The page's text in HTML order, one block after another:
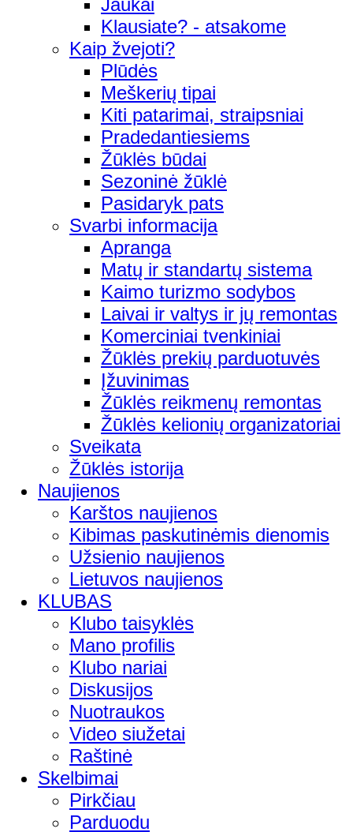
Klausiate? - atsakome
Kaip žvejoti?
Plūdės
Meškerių tipai
Kiti patarimai, straipsniai
Pradedantiesiems
Žūklės būdai
Sezoninė žūklė
Pasidaryk pats
Svarbi informacija
Apranga
Matų ir standartų sistema
Kaimo turizmo sodybos
Laivai ir valtys ir jų remontas
Komerciniai tvenkiniai
Žūklės prekių parduotuvės
Įžuvinimas
Žūklės reikmenų remontas
Žūklės kelionių organizatoriai
Sveikata
Žūklės istorija
Naujienos
Karštos naujienos
Kibimas paskutinėmis dienomis
Užsienio naujienos
Lietuvos naujienos
KLUBAS
Klubo taisyklės
Mano profilis
Klubo nariai
Diskusijos
Nuotraukos
Video siužetai
Raštinė
Skelbimai
Pirkčiau
Parduodu